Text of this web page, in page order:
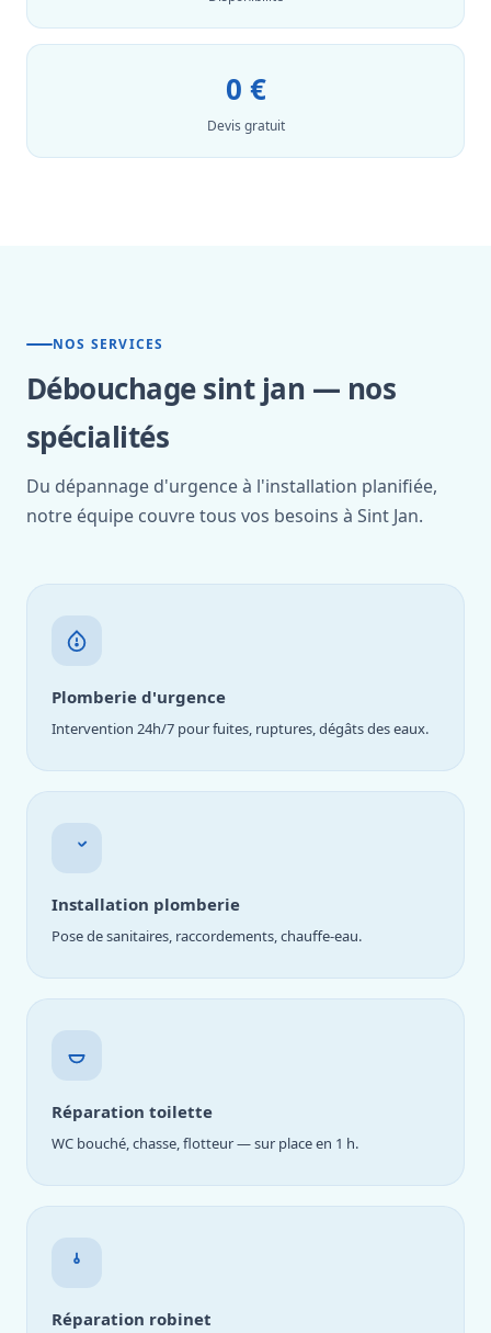
0 €
Devis gratuit
NOS SERVICES
Débouchage sint jan — nos
spécialités
Du dépannage d'urgence à l'installation planifiée,
notre équipe couvre tous vos besoins à Sint Jan.
Plomberie d'urgence
Intervention 24h/7 pour fuites, ruptures, dégâts des eaux.
Installation plomberie
Pose de sanitaires, raccordements, chauffe-eau.
Réparation toilette
WC bouché, chasse, flotteur — sur place en 1 h.
Réparation robinet